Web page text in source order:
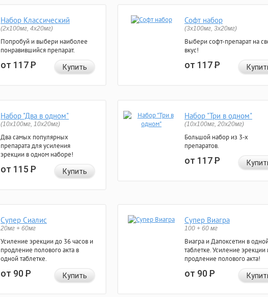
Набор Классический
(2x100мг, 4x20мг)
Попробуй и выбери наиболее
понравившийся препарат.
от 117Р Купить
Софт набор
(3x100мг, 3x20мг)
Выбери софт-препарат на
вкус!
от 117Р
Набор "Два в одном"
(10x100мг, 10x20мг)
Два самых популярных
препарата для усиления
эрекции в одном наборе!
от 115Р Купить
Набор "Три в одном"
(10x100мг, 20x20мг)
Большой набор из 3-х
препаратов.
от 117Р
Супер Сиалис
20мг + 60мг
Усиление эрекции до 36 часов и
продление полового акта в
одной таблетке.
от 90Р Купить
Супер Виагра
100 + 60 мг
Виагра и Дапоксетин в одной
таблетке. Усиление эрекции
продление полового акта!
от 90Р